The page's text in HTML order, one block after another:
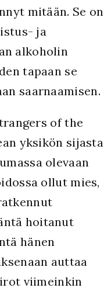
mitään. Se on
ja
alkoholin
tapaan se
saarnaamisen.
of the
yksikön sijasta
olevaan
ollut mies,
hoitanut
hänen
auttaa
viimeinkin